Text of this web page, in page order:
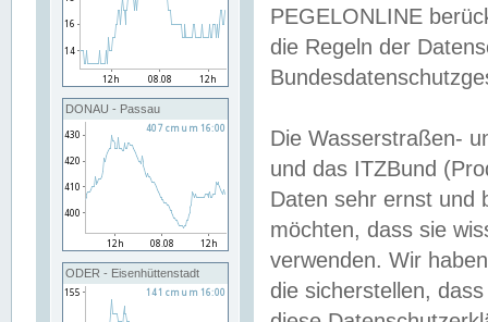
DONAU - Passau
ODER - Eisenhüttenstadt
PEGELONLINE
die Regeln der
Die Wasserstraßen-
und das ITZBund
Daten sehr ernst und
möchten, dass sie
verwenden. Wir
die sicherstellen,